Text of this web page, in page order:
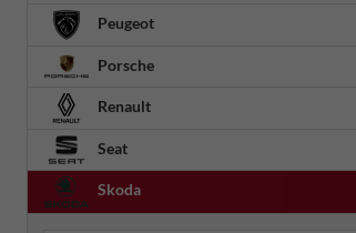
Peugeot
Porsche
Renault
Seat
Skoda